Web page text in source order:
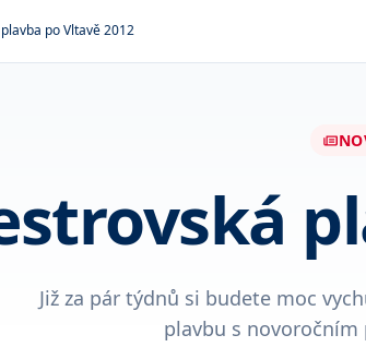
po Vltavě 2012
Již za pár týdnů si budete moc
plavbu s